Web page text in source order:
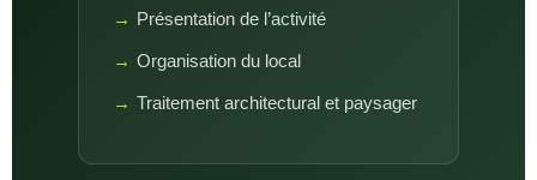
Présentation de l’activité
Organisation du local
Traitement architectural et paysager